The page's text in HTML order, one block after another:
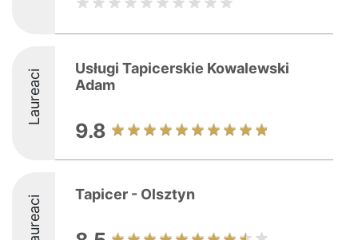
Laureaci
Usługi Tapicerskie Kowalewski
Adam
9.8
Laureaci Tapicer - Olsztyn